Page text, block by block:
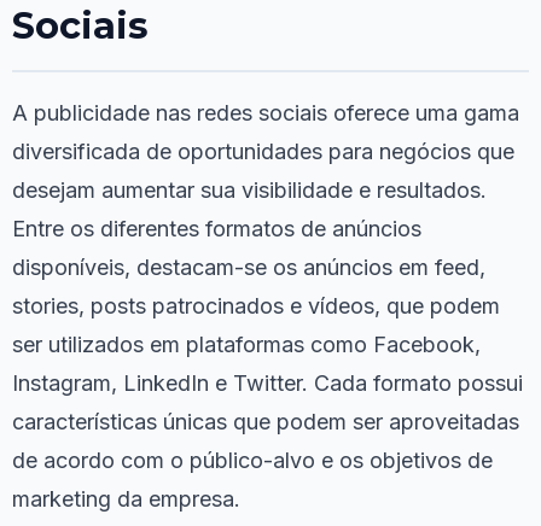
Sociais
A publicidade nas redes sociais oferece uma gama
diversificada de oportunidades para negócios que
desejam aumentar sua visibilidade e resultados.
Entre os diferentes formatos de anúncios
disponíveis, destacam-se os anúncios em feed,
stories, posts patrocinados e vídeos, que podem
ser utilizados em plataformas como Facebook,
Instagram, LinkedIn e Twitter. Cada formato possui
características únicas que podem ser aproveitadas
de acordo com o público-alvo e os objetivos de
marketing da empresa.